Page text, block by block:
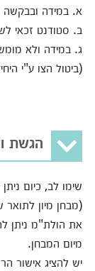
א. במידה
ב. סטודנט זכאי
ג. במידה ולא
(ביטול הצו ע"י
הגשת
שימו לב, כיום
(מבחן מיון לתואר
מיום המבחן.
יש להציג אישור